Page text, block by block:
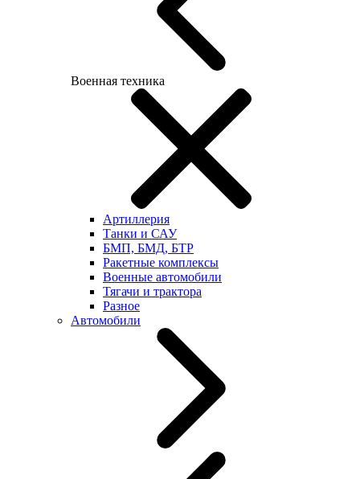
Военная техника
Артиллерия
Танки и САУ
БМП, БМД, БТР
Ракетные комплексы
Военные автомобили
Тягачи и трактора
Разное
Автомобили